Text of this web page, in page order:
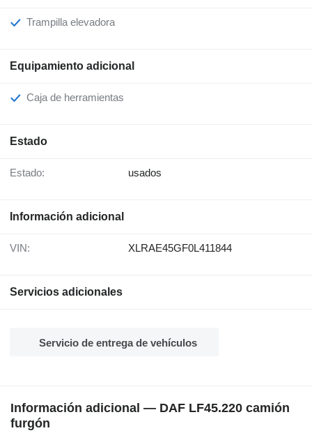
Trampilla elevadora
Equipamiento adicional
Caja de herramientas
Estado
Estado: usados
Información adicional
VIN: XLRAE45GF0L411844
Servicios adicionales
Servicio de entrega de vehículos
Información adicional — DAF LF45.220 camión
furgón